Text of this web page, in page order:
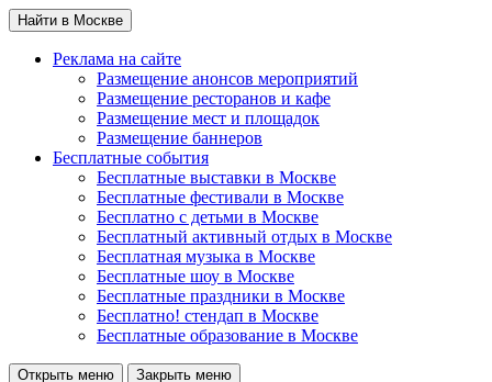
Найти в Москве
Реклама на сайте
Размещение анонсов мероприятий
Размещение ресторанов и кафе
Размещение мест и площадок
Размещение баннеров
Бесплатные события
Бесплатные выставки в Москве
Бесплатные фестивали в Москве
Бесплатно с детьми в Москве
Бесплатный активный отдых в Москве
Бесплатная музыка в Москве
Бесплатные шоу в Москве
Бесплатные праздники в Москве
Бесплатно! стендап в Москве
Бесплатные образование в Москве
Открыть меню Закрыть меню